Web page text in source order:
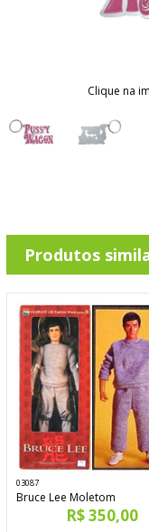
Clique na
Produtos
03087
Bruce Lee Moletom
R$ 350,00